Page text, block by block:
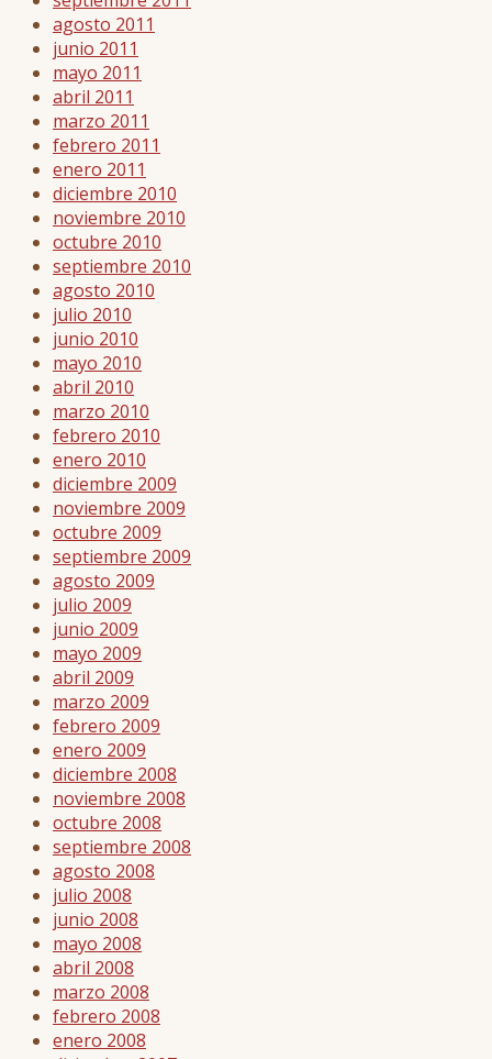
agosto 2011
junio 2011
mayo 2011
abril 2011
marzo 2011
febrero 2011
enero 2011
diciembre 2010
noviembre 2010
octubre 2010
septiembre 2010
agosto 2010
julio 2010
junio 2010
mayo 2010
abril 2010
marzo 2010
febrero 2010
enero 2010
diciembre 2009
noviembre 2009
octubre 2009
septiembre 2009
agosto 2009
julio 2009
junio 2009
mayo 2009
abril 2009
marzo 2009
febrero 2009
enero 2009
diciembre 2008
noviembre 2008
octubre 2008
septiembre 2008
agosto 2008
julio 2008
junio 2008
mayo 2008
abril 2008
marzo 2008
febrero 2008
enero 2008